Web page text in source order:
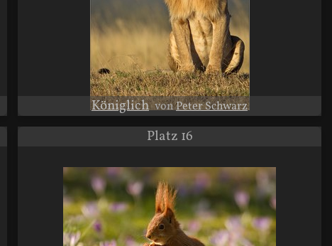
Königlich vonPeter Schwarz
Platz 16